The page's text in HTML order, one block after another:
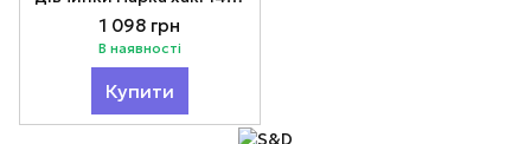
164
1 098 грн
В наявності
Купити